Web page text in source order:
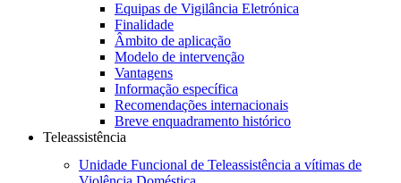
Equipas de Vigilância Eletrónica
Finalidade
Âmbito de aplicação
Modelo de intervenção
Vantagens
Informação específica
Recomendações internacionais
Breve enquadramento histórico
Teleassistência
Unidade Funcional de Teleassistência a vítimas de